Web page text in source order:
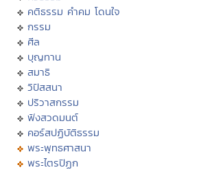
คติธรรม คำคม โดนใจ
กรรม
ศีล
บุญทาน
สมาธิ
วิปัสสนา
ปริวาสกรรม
ฟังสวดมนต์
คอร์สปฏิบัติธรรม
พระพุทธศาสนา
พระไตรปิฏก